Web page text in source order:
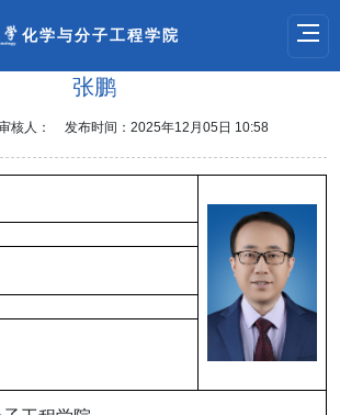
化学与分子工程学院
张鹏
核人： 发布时间：2025年12月05日 10:58